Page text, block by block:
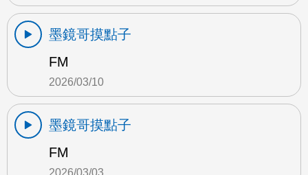
墨鏡哥摸點子
FM
2026/03/10
墨鏡哥摸點子
FM